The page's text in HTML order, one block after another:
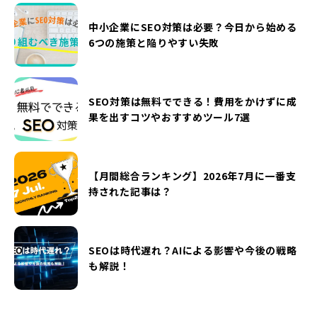
中小企業にSEO対策は必要？今日から始める
6つの施策と陥りやすい失敗
SEO対策は無料でできる！費用をかけずに成
果を出すコツやおすすめツール7選
【月間総合ランキング】2026年7月に一番支
持された記事は？
SEOは時代遅れ？AIによる影響や今後の戦略
も解説！